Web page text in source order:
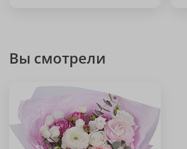
Вы смотрели